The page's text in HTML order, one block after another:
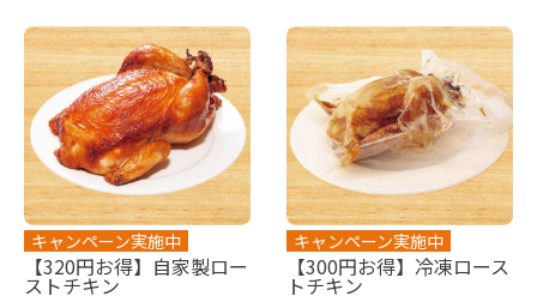
キャンペーン実施中
【320円お得】自家製ロー
ストチキン
キャンペーン実施中
【300円お得】冷凍ロース
トチキン